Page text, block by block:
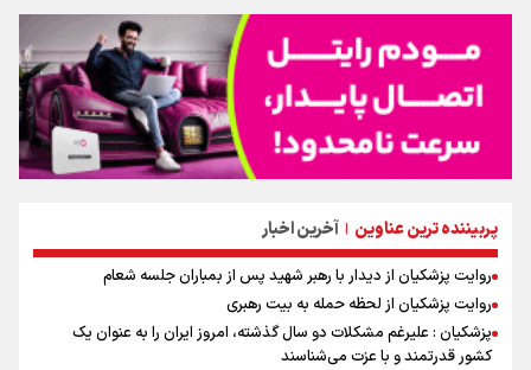
پربیننده ترین عناوین | آخرین اخبار
روایت پزشکیان از دیدار با رهبر شهید پس از بمباران جلسه شعام
روایت پزشکیان از لحظه حمله به بیت رهبری
پزشکیان : علیرغم مشکلات دو سال گذشته، امروز ایران را به عنوان یک
کشور قدرتمند و با عزت می‌شناسند